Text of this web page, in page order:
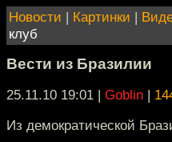
Новости | Картинки |
клуб
Вести из Бразилии
25.11.10 19:01 | Goblin |
Из демократической